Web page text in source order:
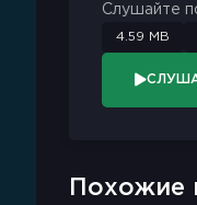
Слушайте
4.59 MB
Похожие